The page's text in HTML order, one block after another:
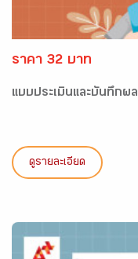
ราคา 32 บาท
แบบประเมินและบันทึกผ
ดูรายละเอียด